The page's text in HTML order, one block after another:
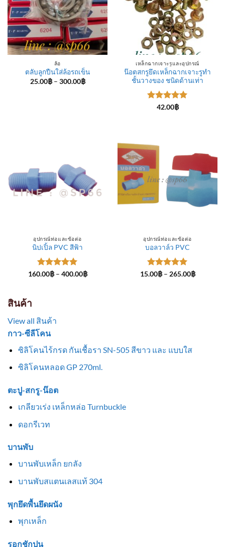
ล้อ
ตลับลูกปืนใส่ล้อรถเข็น
25.00฿ – 300.00฿Price
เหล็กฉากเจาะรูและอุปกรณ์
น๊อตสกรูยึดเหล็กฉากเจาะรูทำ
ชั้นวางของ ชนิดด้านเท่า
ให้คะแนน
42.00฿
อุปกรณ์ท่อและข้อต่อ
นิปเปิ้ล PVC สีฟ้า
ให้คะแนน
160.00฿ – 400.00฿Price
อุปกรณ์ท่อและข้อต่อ
บอลวาล์ว PVC
ให้คะแนน
15.00฿ – 265.00฿Price
สินค้า
View all สินค้า
กาว-ซีลีโคน
ซิลิโคนไร้กรด กันเชื้อรา SN-505 สีขาว และ แบบใส
ซิลิโคนหลอด GP 270ml.
ตะปู-สกรู-น๊อต
เกลียวเร่ง เหล็กหล่อ Turnbuckle
ดอกรีเวท
บานพับ
บานพับเหล็ก ยกลัง
บานพับสแตนเลสแท้ 304
พุกยึดพื้นยึดผนัง
พุกเหล็ก
รอกชักปูน